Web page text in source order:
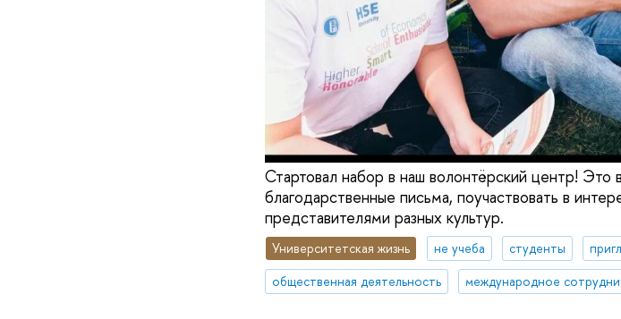
Стартовал набор в наш волонтёрский центр!
благодарственные письма, поучаствовать в
представителями разных культур.
Университетская жизнь не учеба студенты
общественная деятельность
международное